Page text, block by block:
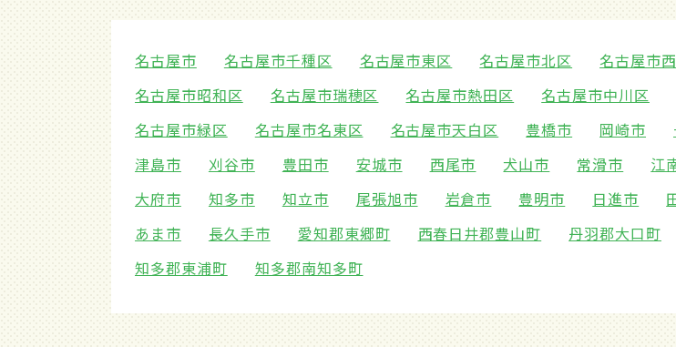
名古屋市 名古屋市千種区 名古屋市東区 名古屋市北区 名古屋市
名古屋市昭和区
名古屋市瑞穂区 名古屋市熱田区 名古屋市中川区
名古屋市緑区
名古屋市名東区 名古屋市天白区 豊橋市 岡崎市
津島市
刈谷市 豊田市 安城市 西尾市 犬山市 常滑市 江
大府市
知多市 知立市 尾張旭市 岩倉市 豊明市 日進市
あま市
長久手市 愛知郡東郷町 西春日井郡豊山町 丹羽郡大口町
知多郡東浦町
知多郡南知多町